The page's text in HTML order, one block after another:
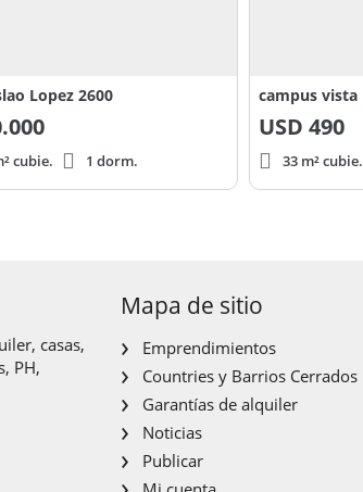
Lopez 2600
cubie. 1 dorm.
campus vista
USD 490
33 m² cubie.
casas,
PH,
Mapa de sitio
Emprendimientos
Countries y Barrios Cerrados
Garantías de alquiler
Noticias
Publicar